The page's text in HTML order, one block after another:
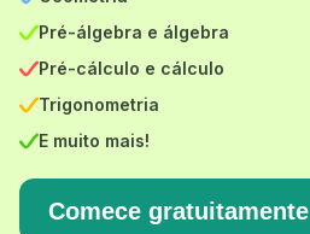
Pré-álgebra e álgebra
Pré-cálculo e cálculo
Trigonometria
E muito mais!
Comece gratuitamente